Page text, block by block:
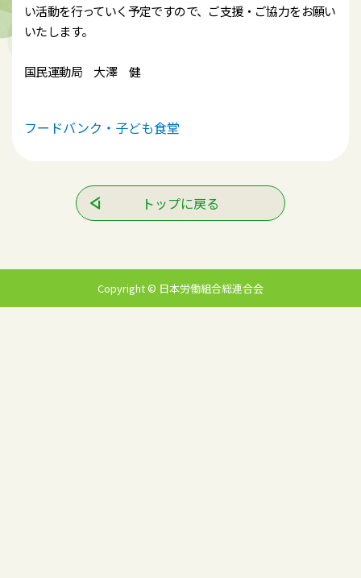
い活動を行っていく予定ですので、ご支援・ご協力をお願い
いたします。
国民運動局 大澤 健
フードバンク・子ども食堂
トップに戻る
Copyright © 日本労働組合総連合会